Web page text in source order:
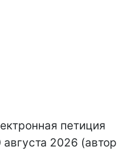
петиция
2026 (автор